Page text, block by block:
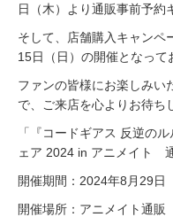
日（木）より通販事前予約
そして、店舗購入キャンペ
15日（日）の開催となって
ファンの皆様にお楽しみい
で、ご来店を心よりお待ち
「『コードギアス 反逆の
ェア 2024 in アニメイト
開催期間：2024年8月29日
開催場所：アニメイト通販